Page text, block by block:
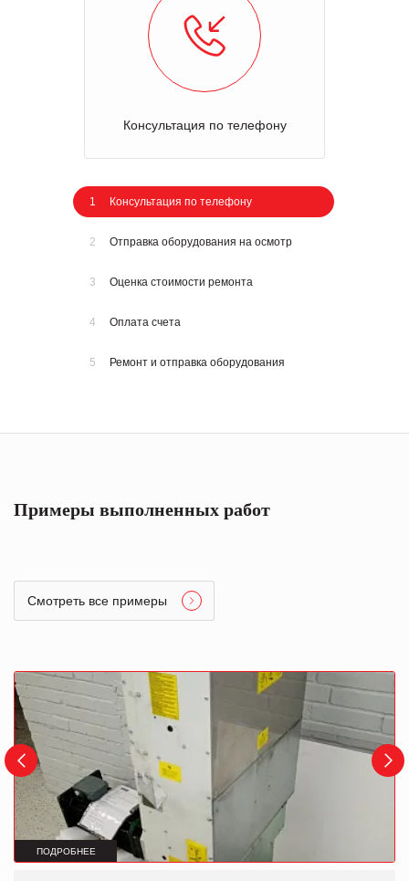
Консультация по телефону
1 Консультация по телефону
2 Отправка оборудования на осмотр
3 Оценка стоимости ремонта
4 Оплата счета
5 Ремонт и отправка оборудования
Примеры выполненных работ
Смотреть все примеры
ПОДРОБНЕЕ